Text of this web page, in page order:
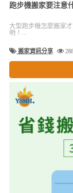
跑步機搬家要注意
大型跑步機怎麼搬家
明！...
搬家資訊分享